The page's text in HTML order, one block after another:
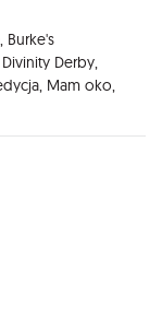
Burke's
Derby,
Mam oko,